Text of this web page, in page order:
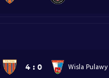
4 : 0 Wisla Pulawy